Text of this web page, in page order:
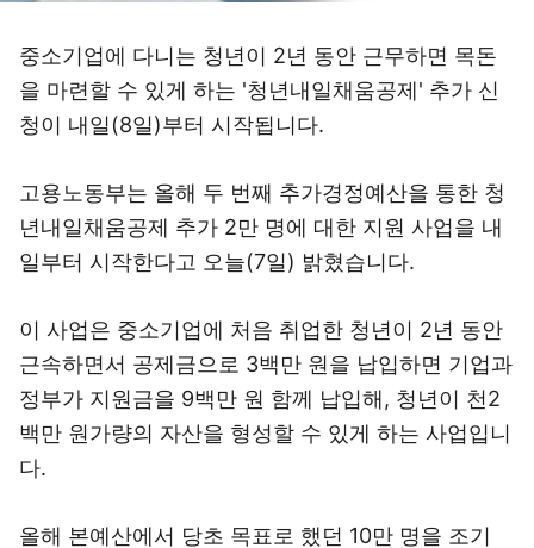
중소기업에 다니는 청년이 2년 동안 근무하면 목돈
을 마련할 수 있게 하는 '청년내일채움공제' 추가 신
청이 내일(8일)부터 시작됩니다.
고용노동부는 올해 두 번째 추가경정예산을 통한 청
년내일채움공제 추가 2만 명에 대한 지원 사업을 내
일부터 시작한다고 오늘(7일) 밝혔습니다.
이 사업은 중소기업에 처음 취업한 청년이 2년 동안
근속하면서 공제금으로 3백만 원을 납입하면 기업과
정부가 지원금을 9백만 원 함께 납입해, 청년이 천2
백만 원가량의 자산을 형성할 수 있게 하는 사업입니
다.
올해 본예산에서 당초 목표로 했던 10만 명을 조기